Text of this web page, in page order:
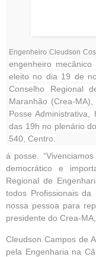
Engenheiro Cleudson
engenheiro mecânico
eleito no dia 19 de
Conselho Regional
Maranhão (Crea-
Posse
das 19h no plenário
540, Centro.
á posse.
democrático e
Regional de
todos Profissionais da
nossa pessoa para
presidente do Crea-
Cleudson Campos de
pela Engenharia na